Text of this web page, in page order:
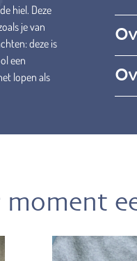
hiel. Deze
je van
deze is
een
lopen als